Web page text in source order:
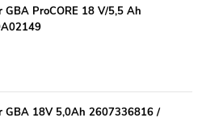
GBA ProCORE 18 V/5,5 Ah
GBA 18V 5,0Ah 2607336816 /